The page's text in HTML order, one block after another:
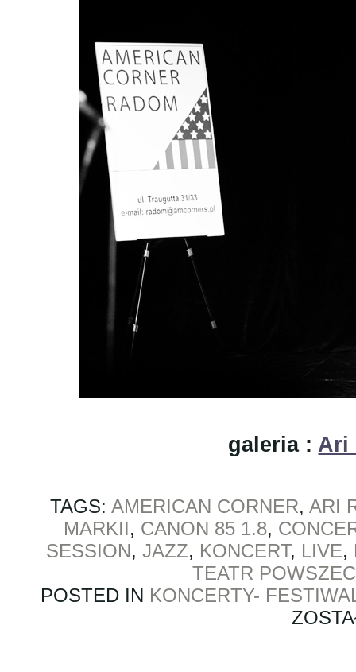
galeria :Ari
TAGS:AMERICAN CORNER,ARI
MARKII, CANON 85 1.8,
SESSION,JAZZ, KONCERT, LIVE,
TEATR
POSTED IN KONCERTY-